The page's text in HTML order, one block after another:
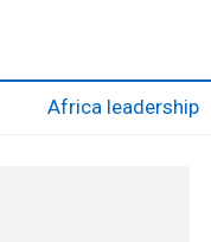
Africa leadership